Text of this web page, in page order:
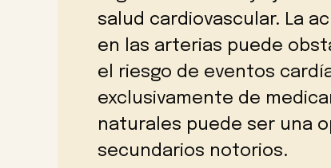
salud cardiovascular. La
en las arterias puede
el riesgo de eventos
exclusivamente de
naturales puede ser una
secundarios notorios.